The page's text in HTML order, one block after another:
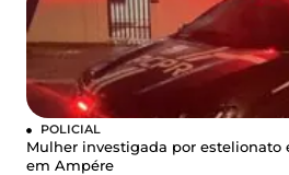
POLICIAL
Mulher investigada por estelionato
em Ampére